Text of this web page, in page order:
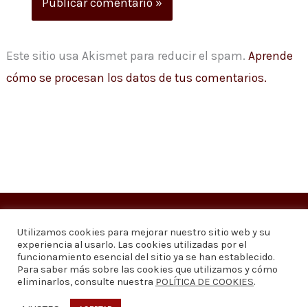
Este sitio usa Akismet para reducir el spam. Aprende
cómo se procesan los datos de tus comentarios.
Copyright © 2026Visión 20/20 Noticias
Visión 20/20 Noticias - Edición 1.095
Contáctenos
Quiénes somos
Utilizamos cookies para mejorar nuestro sitio web y su
experiencia al usarlo. Las cookies utilizadas por el
funcionamiento esencial del sitio ya se han establecido.
Para saber más sobre las cookies que utilizamos y cómo
eliminarlos, consulte nuestra POLÍTICA DE COOKIES.